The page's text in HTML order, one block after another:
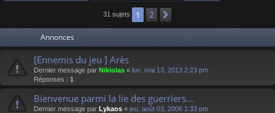
e
31 sujets 1 2
Annonces
[Ennemis du jeu ] Arès
Dernier message par Nikiolas « lun. mai 13, 2013 2:23 pm
Réponses : 1
Bienvenue parmi la lie des guerriers...
Dernier message par Lykaos « jeu. août 03, 2006 1:33 pm